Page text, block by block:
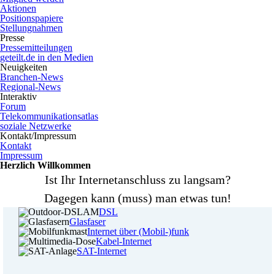
Aktionen
Positionspapiere
Stellungnahmen
Presse
Pressemitteilungen
geteilt.de in den Medien
Neuigkeiten
Branchen-News
Regional-News
Interaktiv
Forum
Telekommunikationsatlas
soziale Netzwerke
Kontakt/Impressum
Kontakt
Impressum
Herzlich Willkommen
Ist Ihr Internetanschluss zu langsam?
Dagegen kann (muss) man etwas tun!
DSL
Glasfaser
Internet über (Mobil-)funk
Kabel-Internet
SAT-Internet